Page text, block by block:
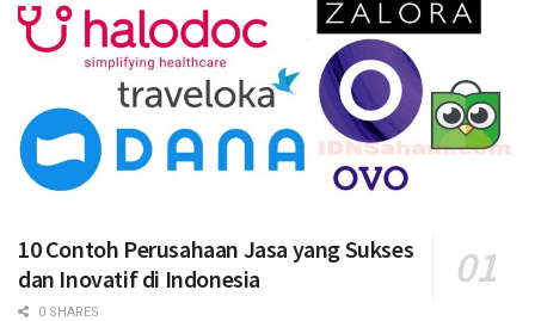
10 Contoh Perusahaan Jasa yang Sukses
dan Inovatif di Indonesia
0 SHARES